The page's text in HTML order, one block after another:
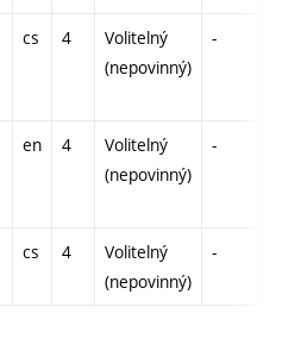
cs 4
Volitelný
(nepovinný)
-
en 4
Volitelný
(nepovinný)
-
cs 4
Volitelný
(nepovinný)
-